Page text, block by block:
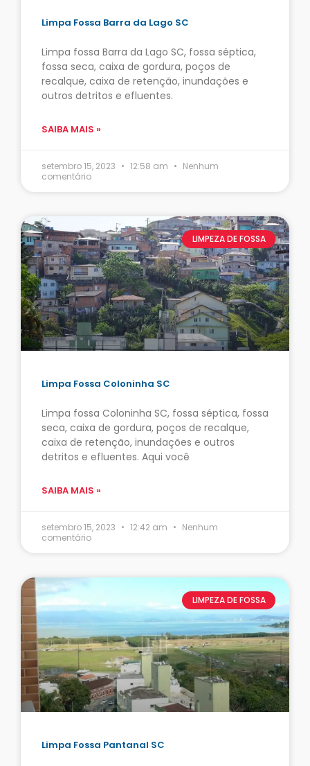
Limpa Fossa Barra da Lago SC
Limpa fossa Barra da Lago SC, fossa séptica,
fossa seca, caixa de gordura, poços de
recalque, caixa de retenção, inundações e
outros detritos e efluentes.
SAIBA MAIS »
setembro 15, 2023 12:58 am
Nenhum
comentário
LIMPEZA DE FOSSA
Limpa Fossa Coloninha SC
Limpa fossa Coloninha SC, fossa séptica, fossa
seca, caixa de gordura, poços de recalque,
caixa de retenção, inundações e outros
detritos e efluentes. Aqui você
SAIBA MAIS »
setembro 15, 2023 12:42 am
Nenhum
comentário
LIMPEZA DE FOSSA
Limpa Fossa Pantanal SC